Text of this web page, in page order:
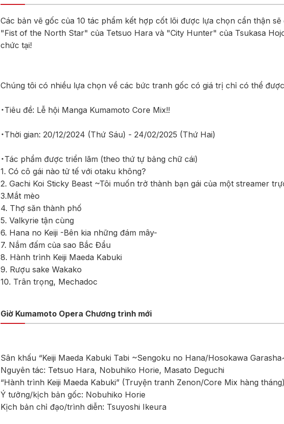
Các bản vẽ gốc của 10 tác phẩm kết hợp cốt lõi được lựa chọn cẩn thận
"Fist of the North Star" của Tetsuo Hara và "City Hunter" của Tsukasa
chức tại!
Chúng tôi có nhiều lựa chọn về các bức tranh gốc có giá trị chỉ có thể
・Tiêu đề: Lễ hội Manga Kumamoto Core Mix!!
・Thời gian: 20/12/2024 (Thứ Sáu) - 24/02/2025 (Thứ Hai)
・Tác phẩm được triển lãm (theo thứ tự bảng chữ cái)
1. Có cô gái nào tử tế với otaku không?
2. Gachi Koi Sticky Beast ~Tôi muốn trở thành bạn gái của một streamer
3.Mắt mèo
4. Thợ săn thành phố
5. Valkyrie tận cùng
6. Hana no Keiji -Bên kia những đám mây-
7. Nắm đấm của sao Bắc Đẩu
8. Hành trình Keiji Maeda Kabuki
9. Rượu sake Wakako
10. Trân trọng, Mechadoc
Giờ Kumamoto Opera Chương trình mới
Sân khấu “Keiji Maeda Kabuki Tabi ~Sengoku no Hana/Hosokawa
Nguyên tác: Tetsuo Hara, Nobuhiko Horie, Masato Deguchi
“Hành trình Keiji Maeda Kabuki” (Truyện tranh Zenon/Core Mix hàng tháng)
Ý tưởng/kịch bản gốc: Nobuhiko Horie
Kịch bản chỉ đạo/trình diễn: Tsuyoshi Ikeura